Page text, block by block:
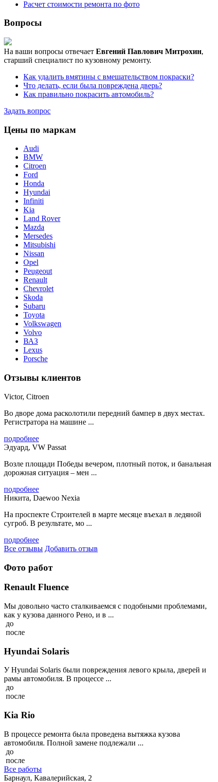
Расчет стоимости ремонта по фото
Вопросы
На ваши вопросы отвечает Евгений Павлович Митрохин,
старший специалист по кузовному ремонту.
Как удалить вмятины с вмешательством покраски?
Что делать, если была повреждена дверь?
Как правильно покрасить автомобиль?
Задать вопрос
Цены по маркам
Audi
BMW
Citroen
Ford
Honda
Hyundai
Infiniti
Kia
Land Rover
Mazda
Mersedes
Mitsubishi
Nissan
Opel
Peugeout
Renault
Chevrolet
Skoda
Subaru
Toyota
Volkswagen
Volvo
ВАЗ
Lexus
Porsche
Отзывы клиентов
Victor, Citroen
Во дворе дома расколотили передний бампер в двух местах.
Регистратора на машине ...
подробнее
Эдуард, VW Passat
Возле площади Победы вечером, плотный поток, и банальная
дорожная ситуация – мен ...
подробнее
Никита, Daewoo Nexia
На проспекте Строителей в марте месяце въехал в ледяной
сугроб. В результате, мо ...
подробнее
Все отзывы Добавить отзыв
Фото работ
Renault Fluence
Мы довольно часто сталкиваемся с подобными проблемами,
как у кузова данного Рено, и в ...
до
после
Hyundai Solaris
У Hyundai Solaris были повреждения левого крыла, дверей и
рамы автомобиля. В процессе ...
до
после
Kia Rio
В процессе ремонта была проведена вытяжка кузова
автомобиля. Полной замене подлежали ...
до
после
Все работы
Барнаул, Кавалерийская, 2